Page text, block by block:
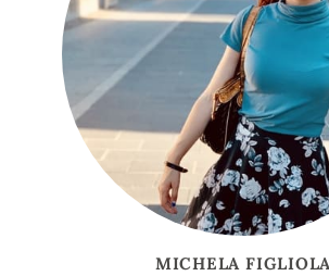
MICHELA